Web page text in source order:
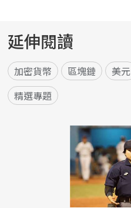
延伸閱讀
加密貨幣 區塊鏈 美元
精選專題